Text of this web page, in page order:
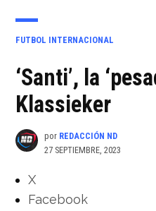
PUBLICADO
FUTBOL INTERNACIONAL
‘Santi’, la
Klassieker
por REDACCIÓN ND
27 SEPTIEMBRE, 2023
X
Facebook